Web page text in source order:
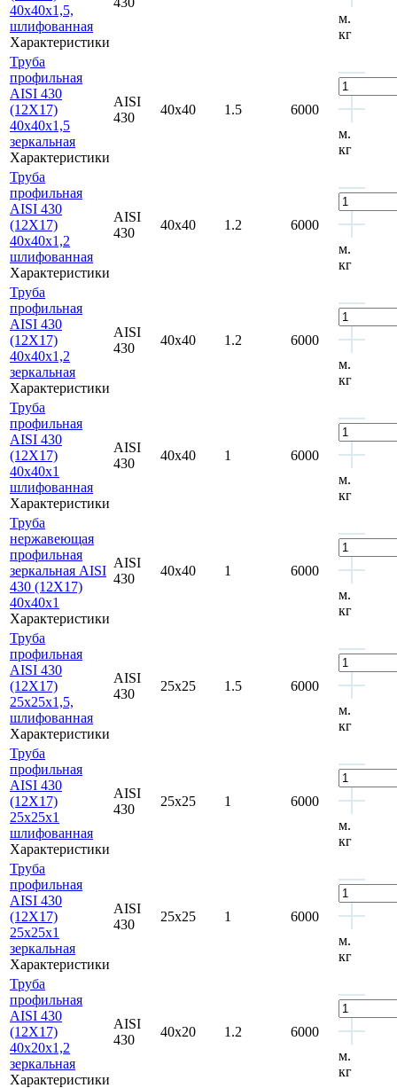
40x40x1,5,
шлифованная
Характеристики
м.
кг
Труба
профильная
AISI 430
(12Х17)
40x40x1,5
зеркальная
Характеристики
AISI
430
40x40 1.5
6000
м.
кг
Труба
профильная
AISI 430
(12Х17)
40x40x1,2
шлифованная
Характеристики
AISI
430
40x40 1.2
6000
м.
кг
Труба
профильная
AISI 430
(12Х17)
40x40x1,2
зеркальная
Характеристики
AISI
430
40x40 1.2
6000
м.
кг
Труба
профильная
AISI 430
(12Х17)
40x40x1
шлифованная
Характеристики
AISI
430
40x40 1
6000
м.
кг
Труба
нержавеющая
профильная
зеркальная AISI
430 (12Х17)
40x40x1
Характеристики
AISI
430
40x40 1
6000
м.
кг
Труба
профильная
AISI 430
(12Х17)
25x25x1,5,
шлифованная
Характеристики
AISI
430
25x25 1.5
6000
м.
кг
Труба
профильная
AISI 430
(12Х17)
25x25x1
шлифованная
Характеристики
AISI
430
25x25 1
6000
м.
кг
Труба
профильная
AISI 430
(12Х17)
25x25x1
зеркальная
Характеристики
AISI
430
25x25 1
6000
м.
кг
Труба
профильная
AISI 430
(12Х17)
40x20x1,2
зеркальная
Характеристики
AISI
430
40x20 1.2
6000
м.
кг